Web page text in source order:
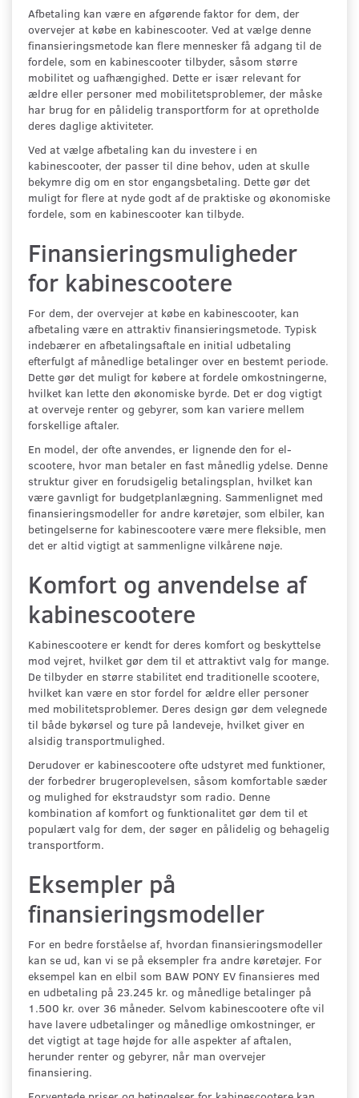
Afbetaling kan være en afgørende faktor for dem, der
overvejer at købe en kabinescooter. Ved at vælge denne
finansieringsmetode kan flere mennesker få adgang til de
fordele, som en kabinescooter tilbyder, såsom større
mobilitet og uafhængighed. Dette er især relevant for
ældre eller personer med mobilitetsproblemer, der måske
har brug for en pålidelig transportform for at opretholde
deres daglige aktiviteter.
Ved at vælge afbetaling kan du investere i en
kabinescooter, der passer til dine behov, uden at skulle
bekymre dig om en stor engangsbetaling. Dette gør det
muligt for flere at nyde godt af de praktiske og økonomiske
fordele, som en kabinescooter kan tilbyde.
Finansieringsmuligheder
for kabinescootere
For dem, der overvejer at købe en kabinescooter, kan
afbetaling være en attraktiv finansieringsmetode. Typisk
indebærer en afbetalingsaftale en initial udbetaling
efterfulgt af månedlige betalinger over en bestemt periode.
Dette gør det muligt for købere at fordele omkostningerne,
hvilket kan lette den økonomiske byrde. Det er dog vigtigt
at overveje renter og gebyrer, som kan variere mellem
forskellige aftaler.
En model, der ofte anvendes, er lignende den for el-
scootere, hvor man betaler en fast månedlig ydelse. Denne
struktur giver en forudsigelig betalingsplan, hvilket kan
være gavnligt for budgetplanlægning. Sammenlignet med
finansieringsmodeller for andre køretøjer, som elbiler, kan
betingelserne for kabinescootere være mere fleksible, men
det er altid vigtigt at sammenligne vilkårene nøje.
Komfort og anvendelse af
kabinescootere
Kabinescootere er kendt for deres komfort og beskyttelse
mod vejret, hvilket gør dem til et attraktivt valg for mange.
De tilbyder en større stabilitet end traditionelle scootere,
hvilket kan være en stor fordel for ældre eller personer
med mobilitetsproblemer. Deres design gør dem velegnede
til både bykørsel og ture på landeveje, hvilket giver en
alsidig transportmulighed.
Derudover er kabinescootere ofte udstyret med funktioner,
der forbedrer brugeroplevelsen, såsom komfortable sæder
og mulighed for ekstraudstyr som radio. Denne
kombination af komfort og funktionalitet gør dem til et
populært valg for dem, der søger en pålidelig og behagelig
transportform.
Eksempler på
finansieringsmodeller
For en bedre forståelse af, hvordan finansieringsmodeller
kan se ud, kan vi se på eksempler fra andre køretøjer. For
eksempel kan en elbil som BAW PONY EV finansieres med
en udbetaling på 23.245 kr. og månedlige betalinger på
1.500 kr. over 36 måneder. Selvom kabinescootere ofte vil
have lavere udbetalinger og månedlige omkostninger, er
det vigtigt at tage højde for alle aspekter af aftalen,
herunder renter og gebyrer, når man overvejer
finansiering.